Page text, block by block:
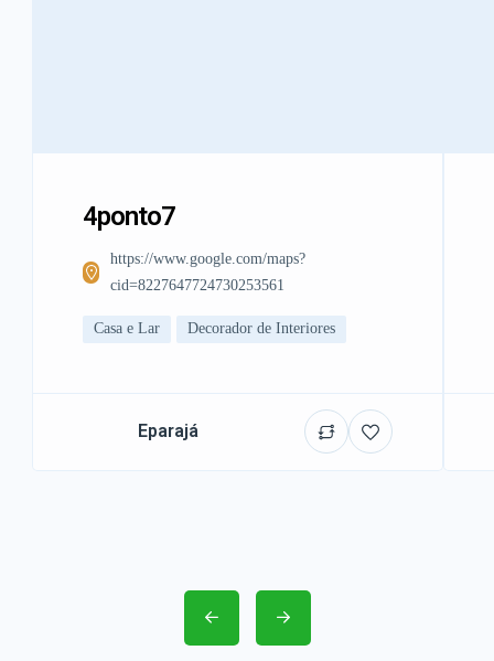
4ponto7
https://www.google.com/maps?
cid=8227647724730253561
Casa e Lar Decorador de Interiores
Eparajá